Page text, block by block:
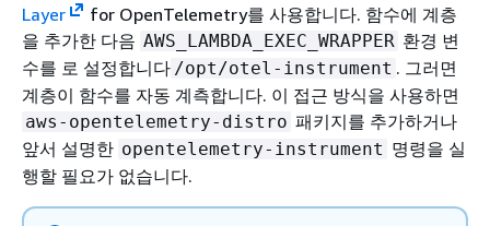
Layer
for OpenTelemetry를 사용합니다. 함수에 계층
을 추가한 다음 AWS_LAMBDA_EXEC_WRAPPER 환경 변
수를 로 설정합니다 /opt/otel-instrument . 그러면
계층이 함수를 자동 계측합니다. 이 접근 방식을 사용하면
aws-opentelemetry-distro 패키지를 추가하거나
앞서 설명한 opentelemetry-instrument 명령을 실
행할 필요가 없습니다.